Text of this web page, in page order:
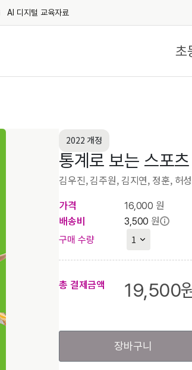
AI 디지털 교육자료
초
2022 개정
통계로 보는 스포츠
김우진, 김주원, 김지연, 정훈, 허
가격
16,000 원
배송비
3,500 원
구매 수량
총 결제금액 19,500
장바구니